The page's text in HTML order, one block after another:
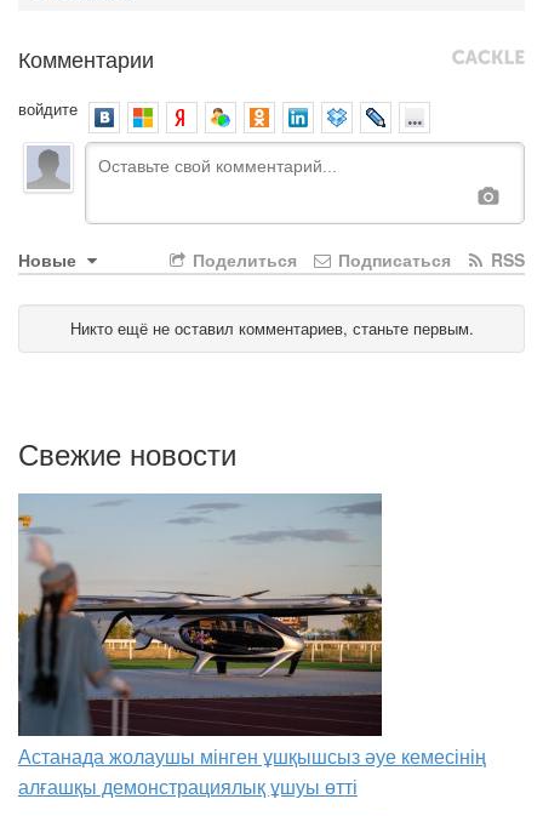
Комментарии
войдите
Новые RSS
Подписаться
Поделиться
Никто ещё не оставил комментариев, станьте первым.
Свежие новости
Астанада жолаушы мінген ұшқышсыз әуе кемесінің
алғашқы демонстрациялық ұшуы өтті